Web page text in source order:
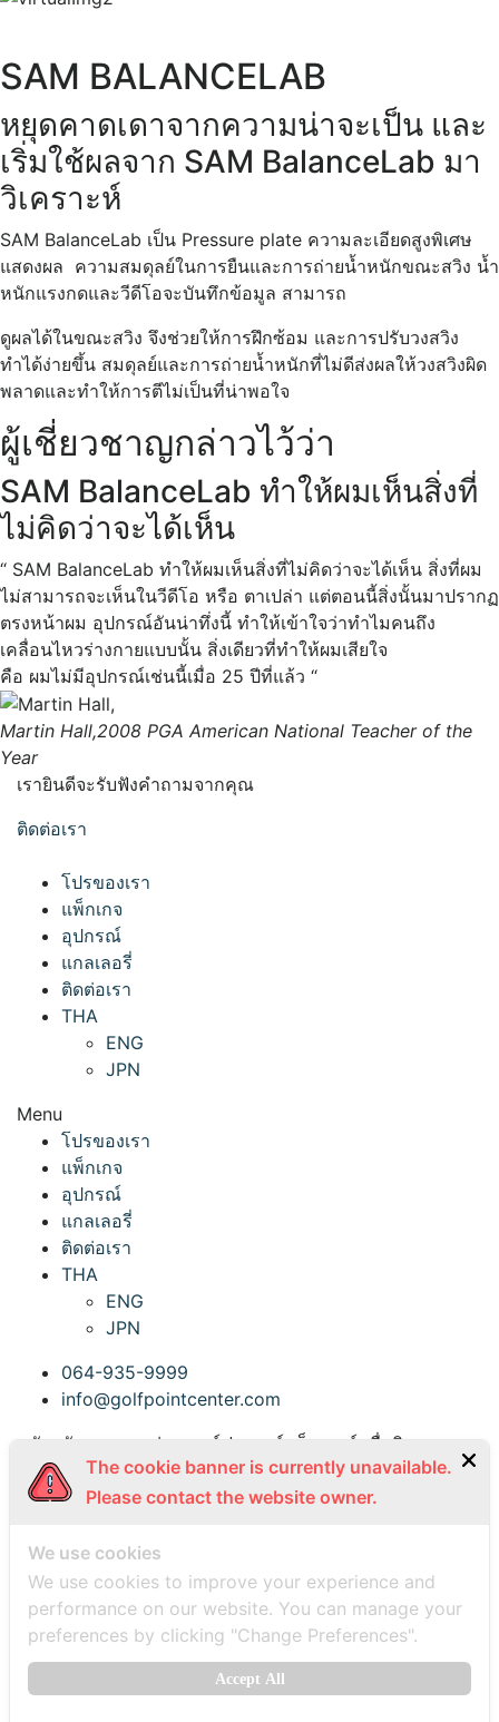
SAM BALANCELAB​
หยุดคาดเดาจากความน่าจะเป็น และ
เริ่มใช้ผลจาก SAM BalanceLab มา
วิเคราะห์
SAM BalanceLab เป็น Pressure plate ความละเอียดสูงพิเศษ
แสดงผล ความสมดุลย์ในการยืนและการถ่ายน้ำหนักขณะสวิง น้ำ
หนักแรงกดและวีดีโอจะบันทึกข้อมูล สามารถ
ดูผลได้ในขณะสวิง จึงช่วยให้การฝึกซ้อม และการปรับวงสวิง
ทำได้ง่ายขึ้น สมดุลย์และการถ่ายน้ำหนักที่ไม่ดีส่งผลให้วงสวิงผิด
พลาดและทำให้การตีไม่เป็นที่น่าพอใจ
ผู้เชี่ยวชาญกล่าวไว้ว่า
SAM BalanceLab ทำให้ผมเห็นสิ่งที่
ไม่คิดว่าจะได้เห็น
“ SAM BalanceLab ทำให้ผมเห็นสิ่งที่ไม่คิดว่าจะได้เห็น สิ่งที่ผม
ไม่สามารถจะเห็นในวีดีโอ หรือ ตาเปล่า แต่ตอนนี้สิ่งนั้นมาปรากฏ
ตรงหน้าผม อุปกรณ์อันน่าทึ่งนี้ ทำให้เข้าใจว่าทำไมคนถึง
เคลื่อนไหวร่างกายแบบนั้น สิ่งเดียวที่ทำให้ผมเสียใจ
คือ ผมไม่มีอุปกรณ์เช่นนี้เมื่อ 25 ปีที่แล้ว “
Martin Hall,2008 PGA American National Teacher of the
Year
เรายินดีจะรับฟังคำถามจากคุณ
ติดต่อเรา
โปรของเรา
แพ็กเกจ
อุปกรณ์
แกลเลอรี่
ติดต่อเรา
THA
ENG
JPN
Menu
โปรของเรา
แพ็กเกจ
อุปกรณ์
แกลเลอรี่
ติดต่อเรา
THA
ENG
JPN
064-935-9999
info@golfpointcenter.com
สมัครรับจดหมายข่าว กอล์ฟ พอยท์ เซ็นเตอร์ เพื่อติดตาม
ข่าวสารล่าสุด
อีเมล
Facebook-f Instagram Twitter
The cookie banner is currently unavailable.
Please contact the website owner.
We use cookies
We use cookies to improve your experience and
performance on our website. You can manage your
preferences by clicking "Change Preferences".
Accept All